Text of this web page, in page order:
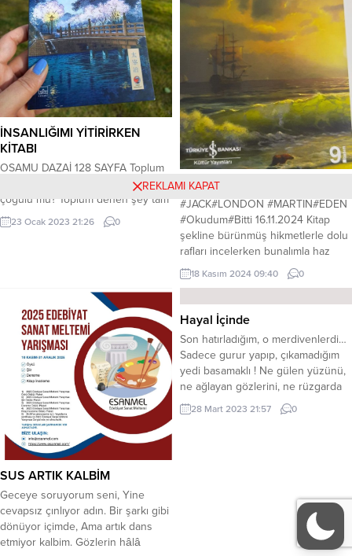
insanlar eşittir, eşit doğarlar ve
eşit...
İNSANLIĞIMI YİTİRİRKEN
KİTABI
OSAMU DAZAİ 128 SAYFA Toplum
dediği tam olarak neydi? İnsanın
çoğulu mu? Toplum denen şey tam
olarak nerede bulunuyordu? Tüm
hayatımı toplumdan korkarak, onu
ailede dünyaya gelen, çevresindeki
onca insana rağmen kendini bir
yere ait hissetmeyen,...
23 Ocak 2023 21:26 0
Martin Eden
#JACK#LONDON #MARTIN#EDEN
#Okudum#Bitti 16.11.2024 Kitap
şekline bürünmüş hikmetlerle dolu
rafları incelerken bunalımla haz
arasında gidip geliyordu.Çeşitli
kitapların bulunduğu bir bölümde
‘Epitome’a rastladı. Saygıyla
sayfalarını çevirdi. Tanıdığı bir
dilden konuşuyordu. O da kendisi
gibi denize aitti. Sonra Bowditch’in,
Lecky’nin ve Marshall’ın kitaplarını
gördü. Tamam işte, seyrüseferi
kendi kendine...
18 Kasım 2024 09:40 0
SUS ARTIK KALBİM
​Geceye soruyorum seni, Yine
cevapsız çınlıyor adın. Bir şarkı gibi
dönüyor içimde, Ama artık dans
etmiyor kalbim. ​Gözlerin hâlâ
Hayal İçinde
Son hatırladığım, o merdivenlerdi…
Sadece gurur yapıp, çıkamadığım
yedi basamaklı ! Ne gülen yüzünü,
ne ağlayan gözlerini, ne rüzgarda
dalgalanan saçlarını gördüğüm !
Madem eskimiş bir şehirim…
28 Mart 2023 21:57 0
REKLAMI KAPAT